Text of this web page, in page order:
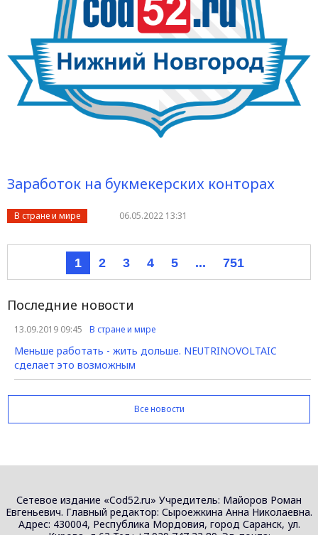
Заработок на букмекерских конторах
В стране и мире 06.05.2022 13:31
1 2 3 4 5 ... 751
Последние новости
13.09.2019 09:45 В стране и мире
Меньше работать - жить дольше. NEUTRINOVOLTAIC
сделает это возможным
Все новости
Сетевое издание «Cod52.ru» Учредитель: Майоров Роман
Евгеньевич. Главный редактор: Сыроежкина Анна Николаевна.
Адрес: 430004, Республика Мордовия, город Саранск, ул.